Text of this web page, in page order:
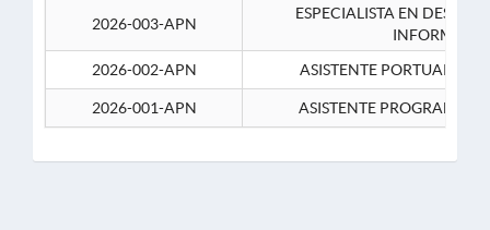
2026-003-APN
ESPECIALISTA EN
2026-002-APN
ASISTENTE PORTUARIO 2-
2026-001-APN ASISTENTE